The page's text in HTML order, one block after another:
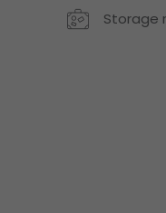
Storage